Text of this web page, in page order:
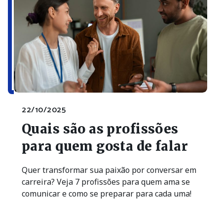
22/10/2025
Quais são as profissões
para quem gosta de falar
Quer transformar sua paixão por conversar em
carreira? Veja 7 profissões para quem ama se
comunicar e como se preparar para cada uma!